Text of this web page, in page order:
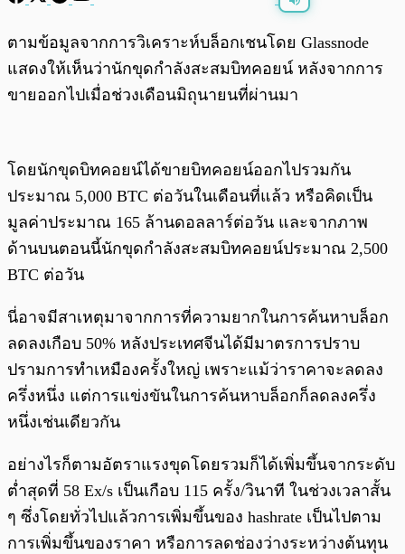
ตามข้อมูลจากการวิเคราะห์บล็อกเชนโดย Glassnode
แสดงให้เห็นว่านักขุดกำลังสะสมบิทคอยน์ หลังจากการ
ขายออกไปเมื่อช่วงเดือนมิถุนายนที่ผ่านมา
โดยนักขุดบิทคอยน์ได้ขายบิทคอยน์ออกไปรวมกัน
ประมาณ 5,000 BTC ต่อวันในเดือนที่แล้ว หรือคิดเป็น
มูลค่าประมาณ 165 ล้านดอลลาร์ต่อวัน และจากภาพ
ด้านบนตอนนี้นักขุดกำลังสะสมบิทคอยน์ประมาณ 2,500
BTC ต่อวัน
นี่อาจมีสาเหตุมาจากการที่ความยากในการค้นหาบล็อก
ลดลงเกือบ 50% หลังประเทศจีนได้มีมาตรการปราบ
ปรามการทำเหมืองครั้งใหญ่ เพราะแม้ว่าราคาจะลดลง
ครึ่งหนึ่ง แต่การแข่งขันในการค้นหาบล็อกก็ลดลงครึ่ง
หนึ่งเช่นเดียวกัน
อย่างไรก็ตามอัตราแรงขุดโดยรวมก็ได้เพิ่มขึ้นจากระดับ
ต่ำสุดที่ 58 Ex/s เป็นเกือบ 115 ครั้ง/วินาที ในช่วงเวลาสั้น
ๆ ซึ่งโดยทั่วไปแล้วการเพิ่มขึ้นของ hashrate เป็นไปตาม
การเพิ่มขึ้นของราคา หรือการลดช่องว่างระหว่างต้นทุน